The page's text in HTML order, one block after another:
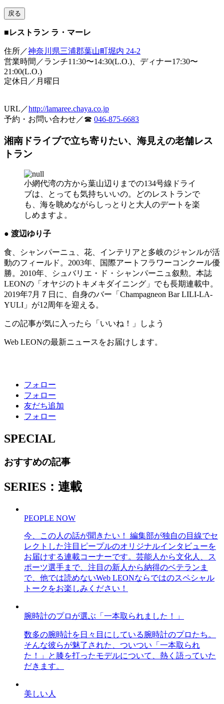
戻る
■レストラン ラ・マーレ
住所／神奈川県三浦郡葉山町堀内 24-2
営業時間／ランチ11:30〜14:30(L.O.)、ディナー17:30〜
21:00(L.O.)
定休日／月曜日
URL／http://lamaree.chaya.co.jp
予約・お問い合わせ／☎ 046-875-6683
湘南ドライブで立ち寄りたい、海見えの老舗レス
トラン
小網代湾の方から葉山辺りまでの134号線ドライ
ブは、とっても気持ちいいの。どのレストランで
も、海を眺めながらしっとりと大人のデートを楽
しめますよ。
● 渡辺ゆり子
食、シャンパーニュ、花、インテリアと多岐のジャンルが活
動のフィールド。2003年、国際アートフラワーコンクール優
勝。2010年、シュバリエ・ド・シャンパーニュ叙勲。本誌
LEONの「オヤジのトキメキダイニング」でも長期連載中。
2019年7月７日に、自身のバー「Champagneon Bar LILI-LA-
YULI」が12周年を迎える。
この記事が気に入ったら「いいね！」しよう
Web LEONの最新ニュースをお届けします。
フォロー
フォロー
友だち追加
フォロー
SPECIAL
おすすめの記事
SERIES：連載
PEOPLE NOW
今、この人の話が聞きたい！ 編集部が独自の目線でセ
レクトした注目ピープルのオリジナルインタビューを
お届けする連載コーナーです。芸能人から文化人、ス
ポーツ選手まで、注目の新人から納得のベテランま
で、他では読めないWeb LEONならではのスペシャル
トークをお楽しみください！
腕時計のプロが選ぶ「一本取られました！」
数多の腕時計を日々目にしている腕時計のプロたち。
そんな彼らが魅了された、ついつい「一本取られ
た！」と膝を打ったモデルについて、熱く語っていた
だきます。
美しい人